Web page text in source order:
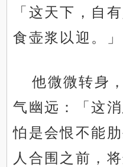
「这天下，自
食壶浆以迎。」
他微微转身
气幽远：「这
怕是会恨不能
人合围之前，